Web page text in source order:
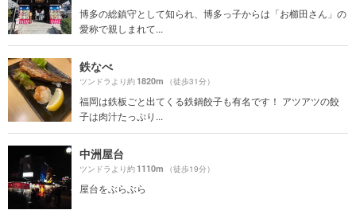
博多の総鎮守として知られ、博多っ子からは「お櫛田さん」の
愛称で親しまれて...
鉄なべ
ツンドラより約1820m （徒歩31分）
福岡は鉄板ごと出てくる鉄鍋餃子も有名です！ アツアツの餃
子は肉汁たっぷり...
中洲屋台
ツンドラより約1110m （徒歩19分）
屋台をぶらぶら